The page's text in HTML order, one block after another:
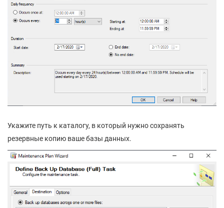
Укажите путь к каталогу, в который нужно сохранять
резервные копию ваше базы данных.